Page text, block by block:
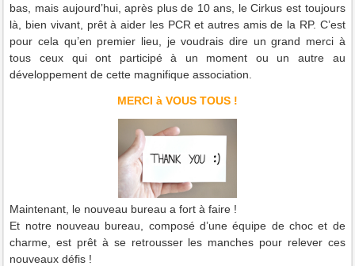
bas, mais aujourd’hui, après plus de 10 ans, le Cirkus est toujours
là, bien vivant, prêt à aider les PCR et autres amis de la RP. C’est
pour cela qu’en premier lieu, je voudrais dire un grand merci à
tous ceux qui ont participé à un moment ou un autre au
développement de cette magnifique association.
MERCI à VOUS TOUS !
Maintenant, le nouveau bureau a fort à faire !
Et notre nouveau bureau, composé d’une équipe de choc et de
charme, est prêt à se retrousser les manches pour relever ces
nouveaux défis !